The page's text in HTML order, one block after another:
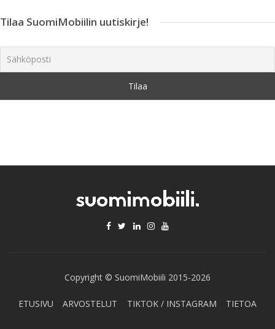
Tilaa SuomiMobiilin uutiskirje!
Copyright © SuomiMobiili 2015-2026
ETUSIVU ARVOSTELUT TIKTOK / INSTAGRAM TIETOA